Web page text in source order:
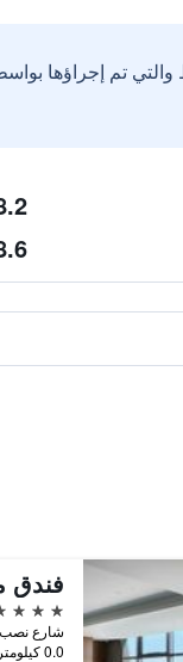
تم إجراؤها
5 نجوم
شارع نصب الحرية
0.0 كيلومتر عن وسط المدينة